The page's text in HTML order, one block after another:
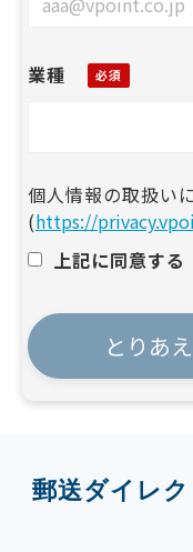
業種
個人情報の取扱い
(https://
上記に同意する
郵送ダイレ